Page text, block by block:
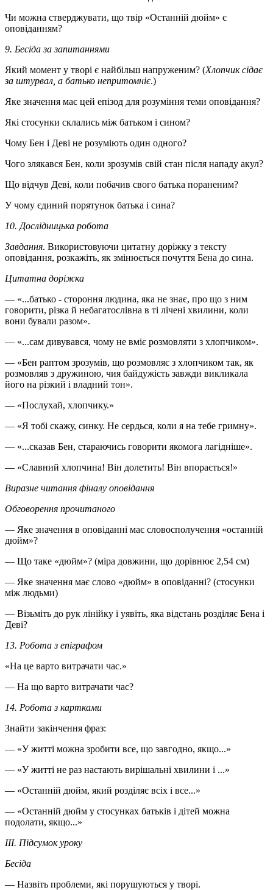
Чи можна стверджувати, що твір «Останній дюйм» є
оповіданням?
9. Бесіда за запитаннями
Який момент у творі є найбільш напруженим? (Хлопчик сідає
за штурвал, а батько непритомніє.)
Яке значення має цей епізод для розуміння теми оповідання?
Які стосунки склались між батьком і сином?
Чому Бен і Деві не розуміють один одного?
Чого злякався Бен, коли зрозумів свій стан після нападу акул?
Що відчув Деві, коли побачив свого батька пораненим?
У чому єдиний порятунок батька і сина?
10. Дослідницька робота
Завдання. Використовуючи цитатну доріжку з тексту
оповідання, розкажіть, як змінюється почуття Бена до сина.
Цитатна доріжка
— «...батько - стороння людина, яка не знає, про що з ним
говорити, різка й небагатослівна в ті лічені хвилини, коли
вони бували разом».
— «...сам дивувався, чому не вміє розмовляти з хлопчиком».
— «Бен раптом зрозумів, що розмовляє з хлопчиком так, як
розмовляв з дружиною, чия байдужість завжди викликала
його на різкий і владний тон».
— «Послухай, хлопчику.»
— «Я тобі скажу, синку. Не сердься, коли я на тебе гримну».
— «...сказав Бен, стараючись говорити якомога лагідніше».
— «Славний хлопчина! Він долетить! Він впорається!»
Виразне читання фіналу оповідання
Обговорення прочитаного
— Яке значення в оповіданні має словосполучення «останній
дюйм»?
— Що таке «дюйм»? (міра довжини, що дорівнює 2,54 см)
— Яке значення має слово «дюйм» в оповіданні? (стосунки
між людьми)
— Візьміть до рук лінійку і уявіть, яка відстань розділяє Бена і
Деві?
13. Робота з епіграфом
«На це варто витрачати час.»
— На що варто витрачати час?
14. Робота з картками
Знайти закінчення фраз:
— «У житті можна зробити все, що завгодно, якщо...»
— «У житті не раз настають вирішальні хвилини і ...»
— «Останній дюйм, який розділяє всіх і все...»
— «Останній дюйм у стосунках батьків і дітей можна
подолати, якщо...»
III. Підсумок уроку
Бесіда
— Назвіть проблеми, які порушуються у творі.